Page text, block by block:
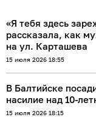
«Я тебя здесь
рассказала, как
на ул. Карташева
15 июля 2026 18:55
В Балтийске
насилие над 10-
15 июля 2026 18:15